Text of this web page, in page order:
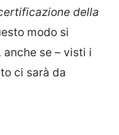
della
modo si
se – visti i
ci sarà da